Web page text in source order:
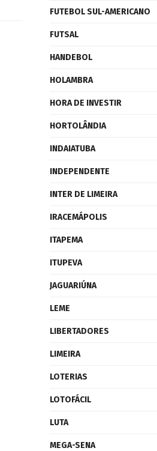
FUTEBOL SUL-AMERICANO
FUTSAL
HANDEBOL
HOLAMBRA
HORA DE INVESTIR
HORTOLÂNDIA
INDAIATUBA
INDEPENDENTE
INTER DE LIMEIRA
IRACEMÁPOLIS
ITAPEMA
ITUPEVA
JAGUARIÚNA
LEME
LIBERTADORES
LIMEIRA
LOTERIAS
LOTOFÁCIL
LUTA
MEGA-SENA